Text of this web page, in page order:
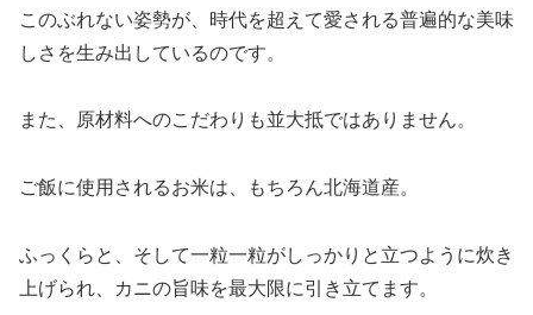
このぶれない姿勢が、時代を超えて愛される普遍的な美味
しさを生み出しているのです。
また、原材料へのこだわりも並大抵ではありません。
ご飯に使用されるお米は、もちろん北海道産。
ふっくらと、そして一粒一粒がしっかりと立つように炊き
上げられ、カニの旨味を最大限に引き立てます。